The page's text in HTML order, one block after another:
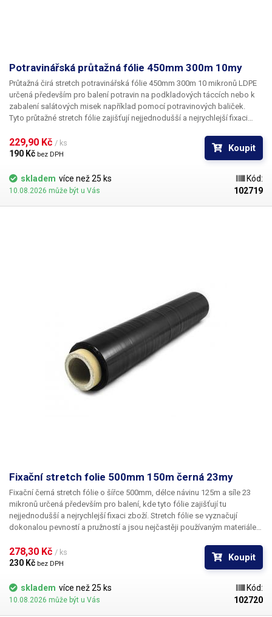
Potravinářská průtažná fólie 450mm 300m 10my
Průtažná čirá stretch potravinářská fólie 450mm 300m 10 mikronů LDPE
určená především pro balení potravin na podkladových táccích nebo k
zabalení salátových misek například pomocí potravinových baliček.
Tyto průtažné stretch fólie zajišťují nejjednodušší a nejrychlejší fixaci
dokonalé průhlednosti zachovávají vzhled zabalených potravin a chrání
je proti vysušení a rychlé oxidaci. Tyto potravinářské fólie není třeba
Fólie jsou vyrobeny v česku a
(na výžádání).
229,90 Kč / ks
190 Kč bez DPH
Koupit
skladem více než 25 ks
10.08.2026 může být u Vás
Kód:
102719
Fixační stretch folie 500mm 150m černá 23my
Fixační černá stretch fólie o šířce 500mm, délce návinu 125m a síle 23
mikronů určená především pro balení, kde tyto fólie zajišťují tu
nejjednodušší a nejrychlejší fixaci zboží. Stretch fólie se vyznačují
dokonalou pevností a pružností a jsou nejčastěji používaným materiálem
mechanicky odolná, zabraňuje poškrábání produktů - například lesklé
kovové plochy, sklo. Vhodná také na fixování krabic k sobě nebo balení
páskováním). Ve více vrstvách poskytuje fólie důležitou ochranu proti
mechanickému poškození. Stretch fólie není třeba svařovat ani lepit,
278,30 Kč / ks
230 Kč bez DPH
Koupit
skladem více než 25 ks
10.08.2026 může být u Vás
Kód:
102720